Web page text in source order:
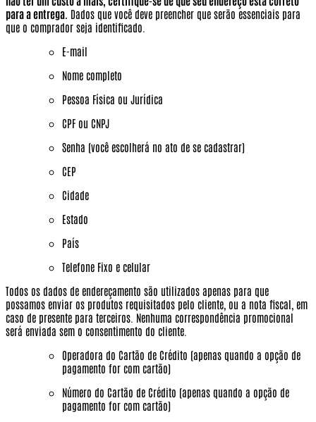
para a entrega. Dados que você deve preencher que serão essenciais para
que o comprador seja identificado.
E-mail
Nome completo
Pessoa Física ou Jurídica
CPF ou CNPJ
Senha (você escolherá no ato de se cadastrar)
CEP
Cidade
Estado
País
Telefone Fixo e celular
Todos os dados de endereçamento são utilizados apenas para que
possamos enviar os produtos requisitados pelo cliente, ou a nota fiscal, em
caso de presente para terceiros. Nenhuma correspondência promocional
será enviada sem o consentimento do cliente.
Operadora do Cartão de Crédito (apenas quando a opção de
pagamento for com cartão)
Número do Cartão de Crédito (apenas quando a opção de
pagamento for com cartão)